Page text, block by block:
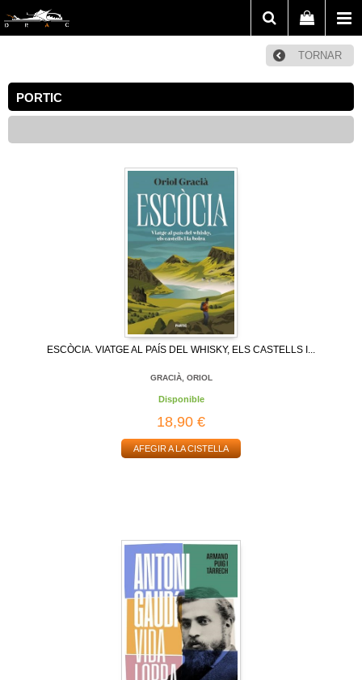
TORNAR
PORTIC
ESCÒCIA. VIATGE AL PAÍS DEL WHISKY, ELS CASTELLS I...
GRACIÀ, ORIOL
Disponible
18,90 €
AFEGIR A LA CISTELLA